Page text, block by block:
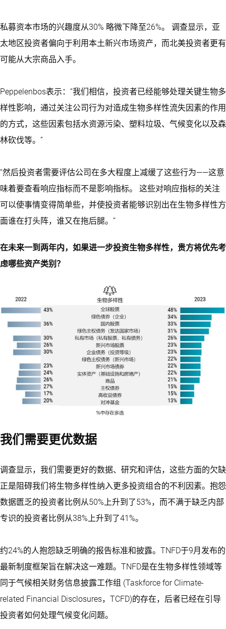
私募资本市场的兴趣度从30% 略微下降至26%。 调查显示，亚
太地区投资者偏向于利用本土新兴市场资产，而北美投资者更有
可能从大宗商品入手。
Peppelenbos表示：“我们相信，投资者已经能够处理关键生物多
样性影响，通过关注公司行为对造成生物多样性流失因素的作用
的方式，这些因素包括水资源污染、塑料垃圾、气候变化以及森
林砍伐等。”
“然后投资者需要评估公司在多大程度上减缓了这些行为——这意
味着要查看响应指标而不是影响指标。 这些对响应指标的关注
可以使事情变得简单些，并使投资者能够识别出在生物多样性方
面谁在打头阵，谁又在拖后腿。”
在未来一到两年内，如果进一步投资生物多样性，贵方将优先考
虑哪些资产类别？
我们需要更优数据
调查显示，我们需要更好的数据、研究和评估，这些方面的欠缺
正是阻碍我们将生物多样性纳入更多投资组合的不利因素。抱怨
数据匮乏的投资者比例从50%上升到了53%，而不满于缺乏内部
专识的投资者比例从38%上升到了41%。
约24%的人抱怨缺乏明确的报告标准和披露。TNFD于9月发布的
最新制度框架旨在解决这一难题。TNFD是在生物多样性领域等
同于气候相关财务信息披露工作组 (Taskforce for Climate-
related Financial Disclosures，TCFD)的存在，后者已经在引导
投资者如何处理气候变化问题。